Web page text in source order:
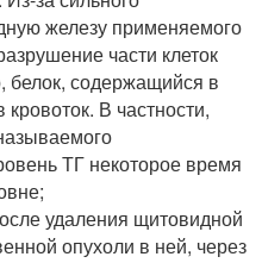
железу применяемого
части клеток
белок, содержащийся в
В частности,
ТГ некоторое время
удаления щитовидной
опухоли в ней, через